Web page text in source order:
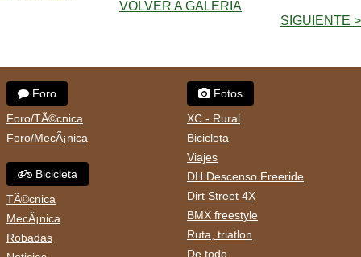
VOLVER A GALERIA
SIGUIENTE >
Foro
Foro/TÃ©cnica
Foro/MecÃ¡nica
Bicicleta
TÃ©cnica
MecÃ¡nica
Robadas
Fotos
XC - Rural
Bicicleta
Viajes
DH Descenso Freeride
Dirt Street 4X
BMX freestyle
Ruta, triatlon
De todo